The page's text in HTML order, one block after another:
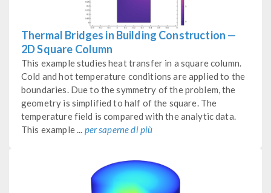
Thermal Bridges in Building Construction —
2D Square Column
This example studies heat transfer in a square column.
Cold and hot temperature conditions are applied to the
boundaries. Due to the symmetry of the problem, the
geometry is simplified to half of the square. The
temperature field is compared with the analytic data.
This example ... per saperne di più